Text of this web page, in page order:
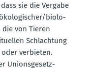
sie die Vergabe
biolo­
die von Tieren
Schlachtung
verbieten.
Unions­ge­setz­